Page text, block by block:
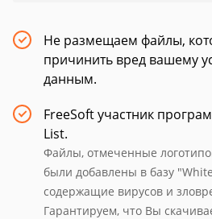
Не размещаем файлы,
причинить вред вашему
данным.
FreeSoft участник
List.
Файлы, отмеченные
были добавлены в базу
содержащие вирусов и
Гарантируем, что Вы